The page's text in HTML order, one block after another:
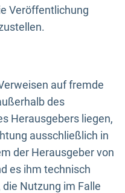
Veröffentlichung
auf fremde
des
Herausgebers liegen,
ausschließlich in
der Herausgeber von
es ihm technisch
Nutzung im Falle